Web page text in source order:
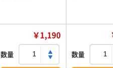
￥1,190
数量 数量